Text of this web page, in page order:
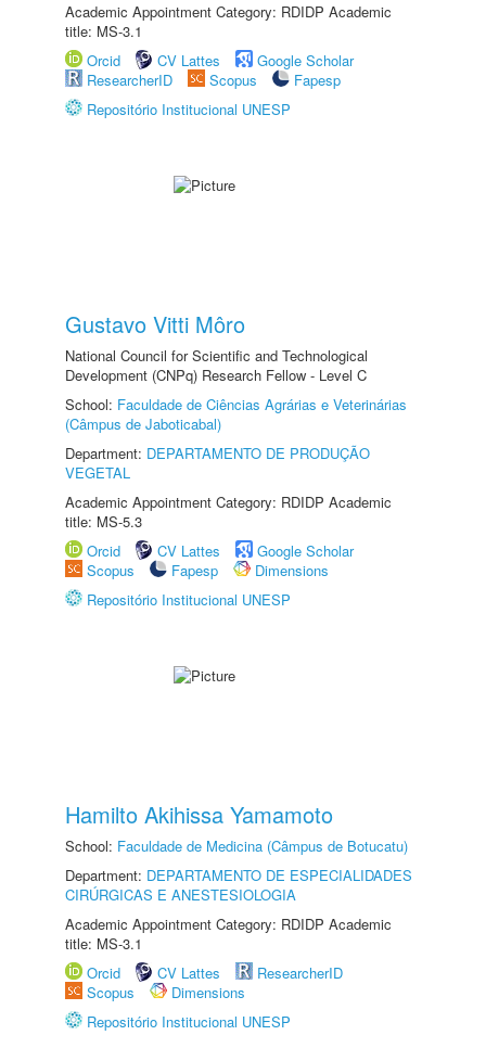
Academic Appointment Category: RDIDP Academic
title: MS-3.1
Orcid
CV Lattes
Google Scholar
ResearcherID
Scopus
Fapesp
Repositório Institucional UNESP
Gustavo Vitti Môro
National Council for Scientific and Technological
Development (CNPq) Research Fellow - Level C
School: Faculdade de Ciências Agrárias e Veterinárias
(Câmpus de Jaboticabal)
Department: DEPARTAMENTO DE PRODUÇÃO
VEGETAL
Academic Appointment Category: RDIDP Academic
title: MS-5.3
Orcid
CV Lattes
Google Scholar
Scopus
Fapesp
Dimensions
Repositório Institucional UNESP
Hamilto Akihissa Yamamoto
School: Faculdade de Medicina (Câmpus de Botucatu)
Department: DEPARTAMENTO DE ESPECIALIDADES
CIRÚRGICAS E ANESTESIOLOGIA
Academic Appointment Category: RDIDP Academic
title: MS-3.1
Orcid
CV Lattes
ResearcherID
Scopus
Dimensions
Repositório Institucional UNESP